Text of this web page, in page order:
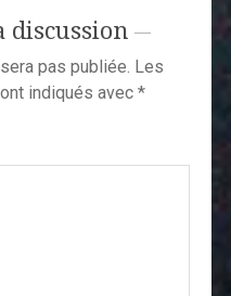
discussion
pas publiée. Les
indiqués avec *